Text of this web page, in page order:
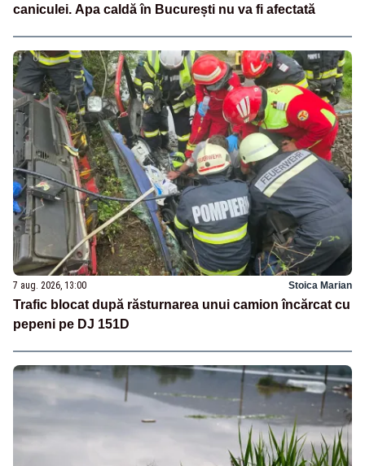
caniculei. Apa caldă în București nu va fi afectată
7 aug. 2026, 13:00 Stoica Marian
Trafic blocat după răsturnarea unui camion încărcat cu
pepeni pe DJ 151D